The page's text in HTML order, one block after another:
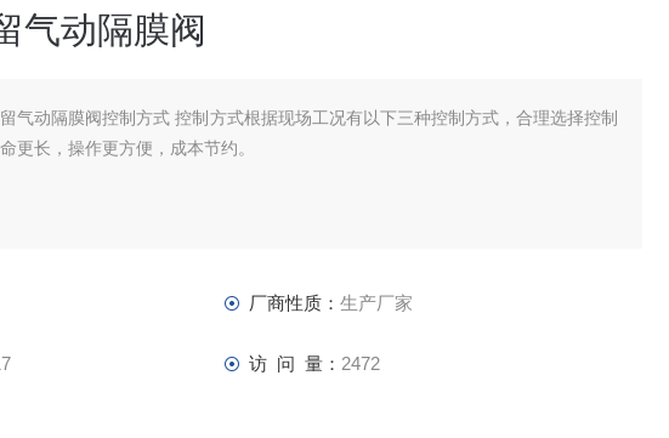
气动隔膜阀
气动隔膜阀控制方式 控制方式根据现场工况有以下三种控制方式，合理选择控制
更长，操作更方便，成本节约。
厂商性质： 生产厂家
访 问 量： 2472